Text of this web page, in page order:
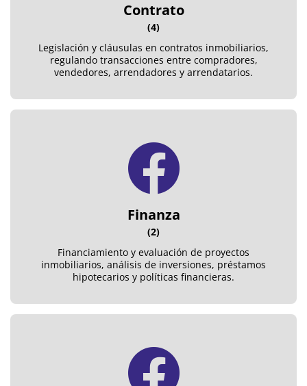
Contrato
(4)
Legislación y cláusulas en contratos inmobiliarios,
regulando transacciones entre compradores,
vendedores, arrendadores y arrendatarios.
Finanza
(2)
Financiamiento y evaluación de proyectos
inmobiliarios, análisis de inversiones, préstamos
hipotecarios y políticas financieras.